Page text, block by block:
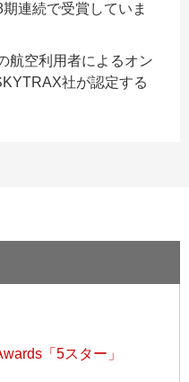
連続で受賞していま
航空利用者によるオン
社が認定する
「5スター」